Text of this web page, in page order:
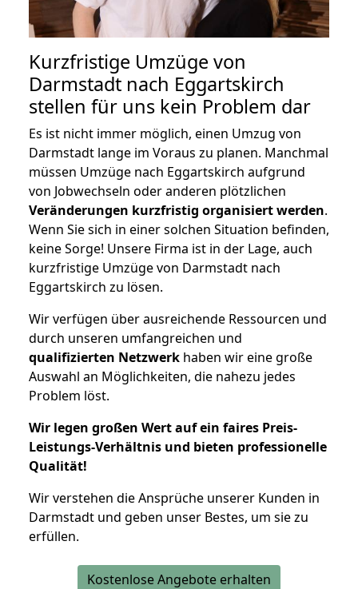
Kurzfristige Umzüge von
Darmstadt nach Eggartskirch
stellen für uns kein Problem dar
Es ist nicht immer möglich, einen Umzug von
Darmstadt lange im Voraus zu planen. Manchmal
müssen Umzüge nach Eggartskirch aufgrund
von Jobwechseln oder anderen plötzlichen
Veränderungen kurzfristig organisiert werden.
Wenn Sie sich in einer solchen Situation befinden,
keine Sorge! Unsere Firma ist in der Lage, auch
kurzfristige Umzüge von Darmstadt nach
Eggartskirch zu lösen.
Wir verfügen über ausreichende Ressourcen und
durch unseren umfangreichen und
qualifizierten Netzwerk haben wir eine große
Auswahl an Möglichkeiten, die nahezu jedes
Problem löst.
Wir legen großen Wert auf ein faires Preis-
Leistungs-Verhältnis und bieten professionelle
Qualität!
Wir verstehen die Ansprüche unserer Kunden in
Darmstadt und geben unser Bestes, um sie zu
erfüllen.
Kostenlose Angebote erhalten